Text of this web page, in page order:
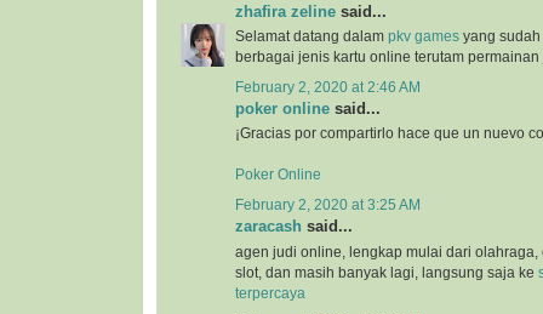
zhafira zeline said...
Selamat datang dalam pkv games yang
berbagai jenis kartu online terutam permainan
February 2, 2020 at 2:46 AM
poker online said...
¡Gracias por compartirlo hace que un nuevo
Poker Online
February 2, 2020 at 3:25 AM
zaracash said...
agen judi online, lengkap mulai dari olahraga,
slot, dan masih banyak lagi, langsung saja ke
terpercaya